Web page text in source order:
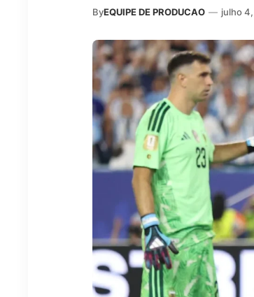
ByEQUIPE DE PRODUCAO — julho